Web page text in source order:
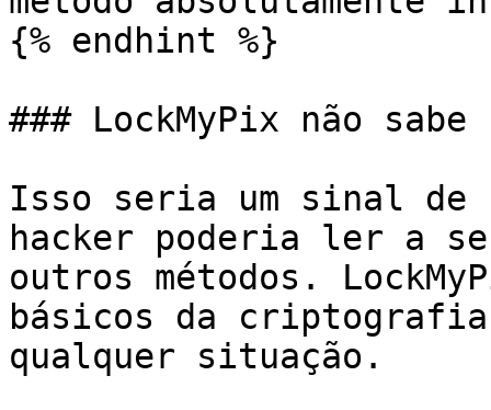
{% endhint %}
### LockMyPix não sabe
Isso seria um sinal de
hacker poderia ler a
outros métodos.
básicos da
qualquer situação.